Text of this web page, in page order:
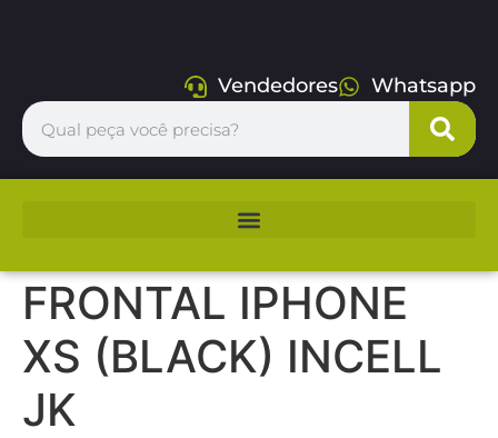
Vendedores Whatsapp
FRONTAL IPHONE
XS (BLACK) INCELL
JK